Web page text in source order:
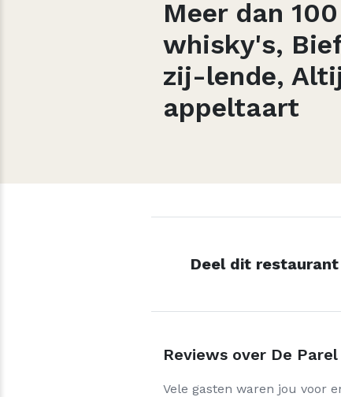
Meer dan
whisky's,
zij-lende,
appeltaart
Deel dit
Reviews over De
Vele gasten waren jou voor